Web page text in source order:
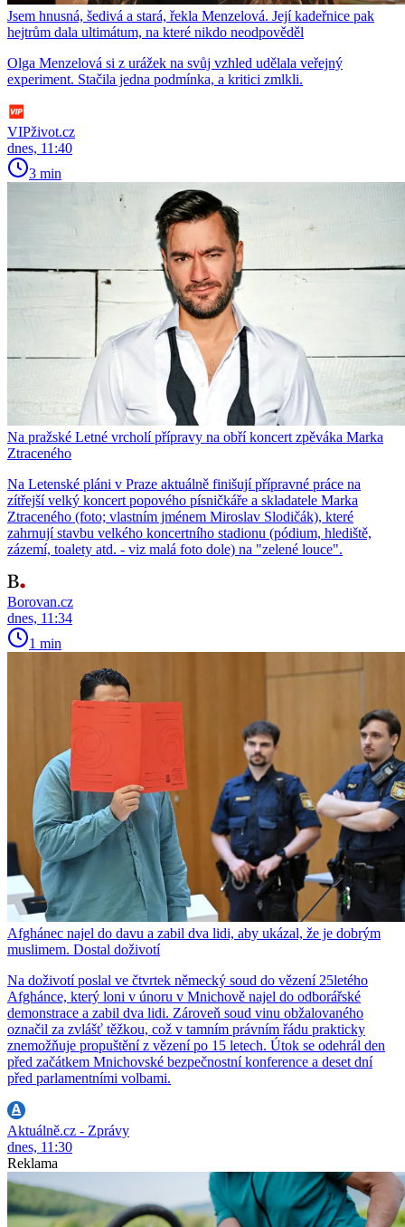
Jsem hnusná, šedivá a stará, řekla Menzelová. Její kadeřnice pak
hejtrům dala ultimátum, na které nikdo neodpověděl
Olga Menzelová si z urážek na svůj vzhled udělala veřejný
experiment. Stačila jedna podmínka, a kritici zmlkli.
VIPživot.cz
dnes, 11:40
3 min
Na pražské Letné vrcholí přípravy na obří koncert zpěváka Marka
Ztraceného
Na Letenské pláni v Praze aktuálně finišují přípravné práce na
zítřejší velký koncert popového písničkáře a skladatele Marka
Ztraceného (foto; vlastním jménem Miroslav Slodičák), které
zahrnují stavbu velkého koncertního stadionu (pódium, hlediště,
zázemí, toalety atd. - viz malá foto dole) na "zelené louce".
Borovan.cz
dnes, 11:34
1 min
Afghánec najel do davu a zabil dva lidi, aby ukázal, že je dobrým
muslimem. Dostal doživotí
Na doživotí poslal ve čtvrtek německý soud do vězení 25letého
Afghánce, který loni v únoru v Mnichově najel do odborářské
demonstrace a zabil dva lidi. Zároveň soud vinu obžalovaného
označil za zvlášť těžkou, což v tamním právním řádu prakticky
znemožňuje propuštění z vězení po 15 letech. Útok se odehrál den
před začátkem Mnichovské bezpečnostní konference a deset dní
před parlamentními volbami.
Aktuálně.cz - Zprávy
dnes, 11:30
Reklama